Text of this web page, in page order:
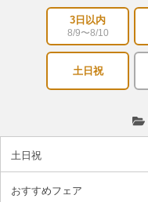
3日以内
8/9〜8/10
土日祝
土日祝
おすすめフェア